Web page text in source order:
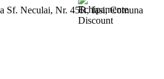
Sf. Neculai, Nr. 45R,Iasi,Comuna